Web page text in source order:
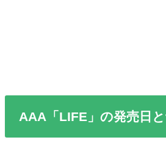
AAA「LIFE」の発売日